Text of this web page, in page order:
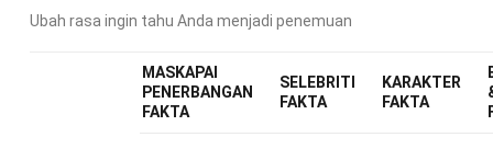
Ubah rasa ingin tahu Anda menjadi penemuan
MASKAPAI
PENERBANGAN
FAKTA
SELEBRITI
FAKTA
KARAKTER
FAKTA